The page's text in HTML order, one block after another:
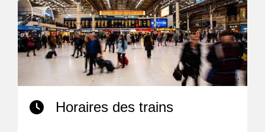
Horaires des trains